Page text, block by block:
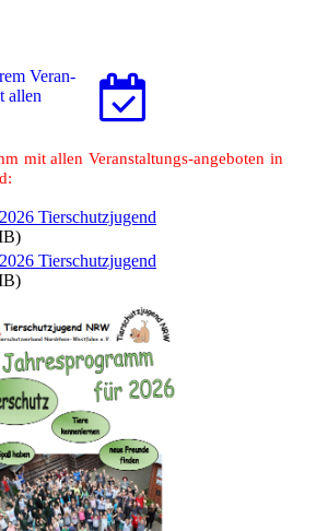
Ver­an­
allen
mit allen Veranstaltungs-angeboten in
Tierschutzjugend
Tierschutzjugend